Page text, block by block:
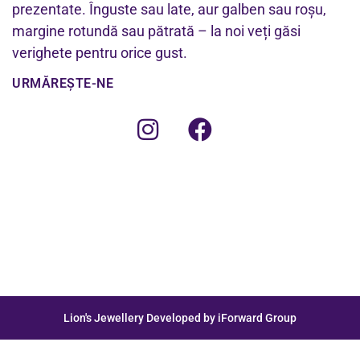
prezentate. Înguste sau late, aur galben sau roșu,
margine rotundă sau pătrată – la noi veți găsi
verighete pentru orice gust.
URMĂREȘTE-NE
Lion's Jewellery Developed by iForward Group